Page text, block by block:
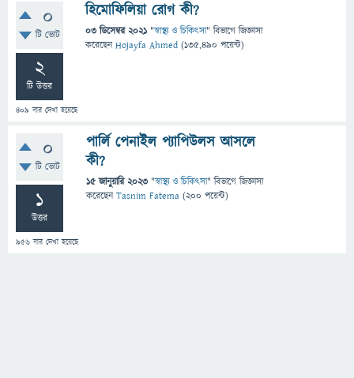
0
টি ভোট
2
টি উত্তর
409 বার দেখা হয়েছে
হিমোফিলিয়া রোগ কী?
03 ডিসেম্বর 2021 "স্বাস্থ্য ও চিকিৎসা" বিভাগে জিজ্ঞাসা
করেছেনHojayfa Ahmed (135,490 পয়েন্ট)
0
টি ভোট
1
উত্তর
956 বার দেখা হয়েছে
পার্লি পেনাইল প্যাপিউলস আসলে
কী?
15 জানুয়ারি 2023 "স্বাস্থ্য ও চিকিৎসা" বিভাগে জিজ্ঞাসা
করেছেনTasnim Fatema (200 পয়েন্ট)